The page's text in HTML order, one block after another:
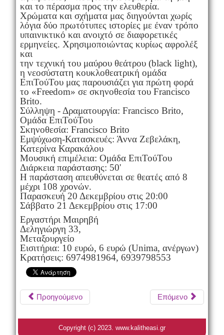
και το πέρασμα προς την ελευθερία.
Χρώματα και σχήματα μας διηγούνται χωρίς
λόγια δύο πρωτότυπες ιστορίες με έναν τρόπο
υπαινικτικό και ανοιχτό σε διαφορετικές
ερμηνείες. Χρησιμοποιώντας κυρίως αφρολέξ
και
την τεχνική του μαύρου θεάτρου (black light),
η νεοσύστατη κουκλοθεατρική ομάδα
ΕπιΤούΤου μας παρουσιάζει για πρώτη φορά
το «Freedom» σε σκηνοθεσία του Francisco
Brito.
Σύλληψη - Δραματουργία: Francisco Brito,
Ομάδα ΕπιΤούΤου
Σκηνοθεσία: Francisco Brito
Εμψύχωση-Κατασκευές: Άννα Ζεβελάκη,
Κατερίνα Καρακάλου
Μουσική επιμέλεια: Ομάδα ΕπιΤούΤου
Διάρκεια παράστασης: 50'
Η παράσταση απευθύνεται σε θεατές από 8
μέχρι 108 χρονών.
Παρασκευή 20 Δεκεμβρίου στις 20:00
Σάββατο 21 Δεκεμβρίου στις 17:00
Εργαστήρι Μαιρηβή
Δεληγιώργη 33,
Μεταξουργείο
Εισιτήρια: 10 ευρώ, 6 ευρώ (Unima, ανέργων)
Κρατήσεις: 6974981964, 6939798553
Προηγούμενο Επόμενο
Copyright (c) 2023. www.kalitheasi.gr